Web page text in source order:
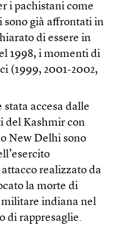
i pachistani come
sono già affrontati in
di essere in
1998, i momenti di
(1999, 2001-2002,
accesa dalle
del Kashmir con
New Delhi sono
realizzato da
la morte di
militare indiana nel
di rappresaglie.